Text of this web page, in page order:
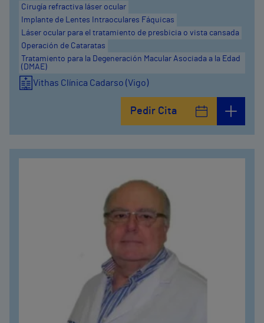
Cirugía refractiva láser ocular
Implante de Lentes Intraoculares Fáquicas
Láser ocular para el tratamiento de presbicia o vista cansada
Operación de Cataratas
Tratamiento para la Degeneración Macular Asociada a la Edad
(DMAE)
Vithas Clínica Cadarso (Vigo)
Pedir Cita